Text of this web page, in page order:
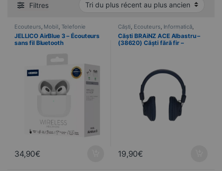
Filtres
Écouteurs, Mobil, Telefonie
JELLICO AirBlue 3 – Écouteurs
sans fil Bluetooth
34,90€
Căști, Écouteurs, Informatică,
Mobil,Dispozitive,Telefonie
Căști BRAiNZ ACE Albastru –
(38620) Căști fără fir –
19,90€